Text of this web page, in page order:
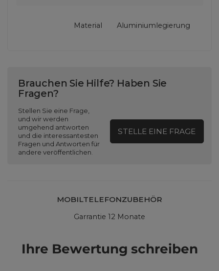
Material Aluminiumlegierung
Brauchen Sie Hilfe? Haben Sie
Fragen?
Stellen Sie eine Frage,
und wir werden
umgehend antworten
und die interessantesten
Fragen und Antworten für
andere veröffentlichen.
STELLE EINE FRAGE
MOBILTELEFONZUBEHÖR
Garrantie 12 Monate
Ihre Bewertung schreiben